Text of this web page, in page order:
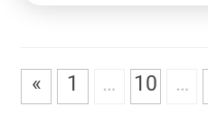
« 1 … 10 …